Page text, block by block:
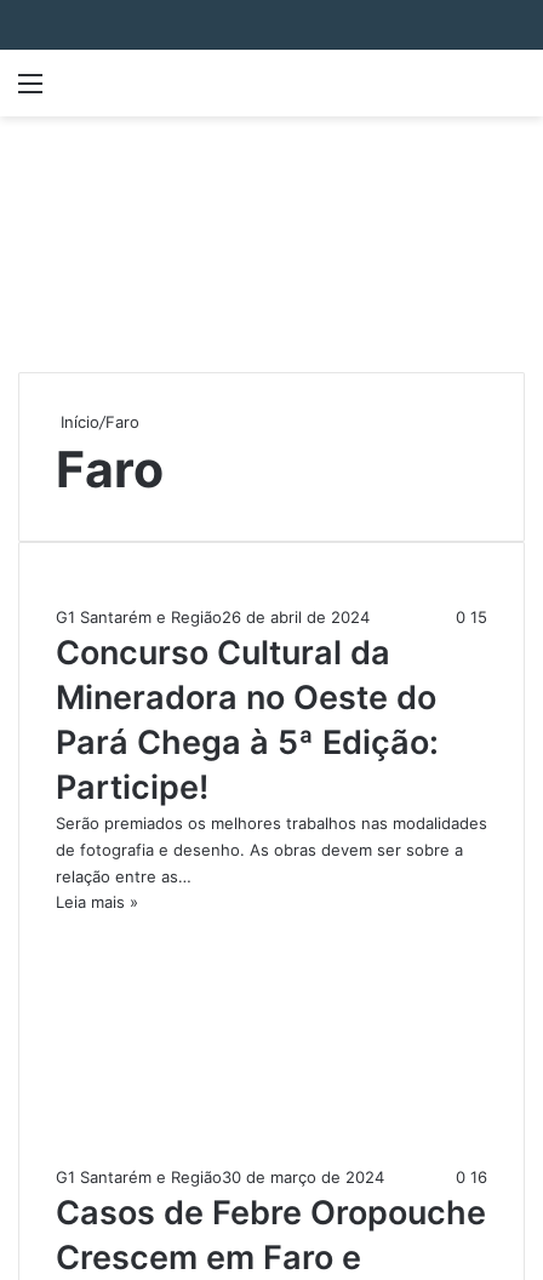
Início/Faro
Faro
G1 Santarém e Região26 de abril de 2024 0 15
Concurso Cultural da
Mineradora no Oeste do
Pará Chega à 5ª Edição:
Participe!
Serão premiados os melhores trabalhos nas modalidades
de fotografia e desenho. As obras devem ser sobre a
relação entre as…
Leia mais »
G1 Santarém e Região30 de março de 2024 0 16
Casos de Febre Oropouche
Crescem em Faro e